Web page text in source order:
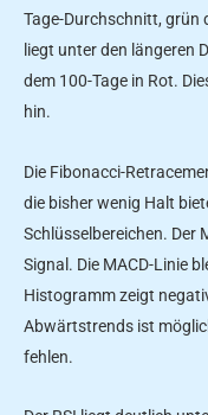
Tage-Durchschnitt, grün
liegt unter den längeren
dem 100-Tage in Rot.
hin.
Die Fibonacci-
die bisher wenig Halt
Schlüsselbereichen. Der
Signal. Die MACD-Linie
Histogramm zeigt
Abwärtstrends ist
fehlen.